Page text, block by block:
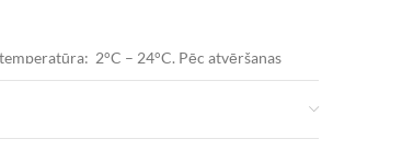
2°C – 24°C. Pēc atvēršanas